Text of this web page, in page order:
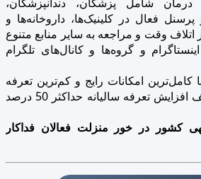
پرسنل فعال در کلینیک‌ها، داروخانه‌ها و
اتلاف وقت و مراجعه به سایر منابع متنوع
و گروه‌ها و کانال‌های تلگرام
کامل‌ترین امکانات رایج و کم‌ترین تعرفه
بازار فراهم است و سقف افزایش تعرفه سالیانه حداکثر 50 درصد
کشور در خور منزلت فعالان فداکار